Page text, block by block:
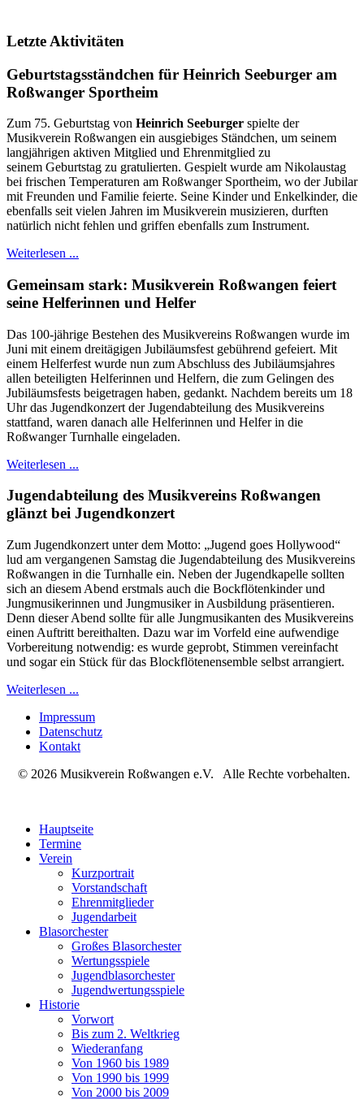
Letzte Aktivitäten
Geburtstagsständchen für Heinrich Seeburger am
Roßwanger Sportheim
Zum 75. Geburtstag von Heinrich Seeburger spielte der
Musikverein Roßwangen ein ausgiebiges Ständchen, um seinem
langjährigen aktiven Mitglied und Ehrenmitglied zu
seinem Geburtstag zu gratulierten. Gespielt wurde am Nikolaustag
bei frischen Temperaturen am Roßwanger Sportheim, wo der Jubilar
mit Freunden und Familie feierte. Seine Kinder und Enkelkinder, die
ebenfalls seit vielen Jahren im Musikverein musizieren, durften
natürlich nicht fehlen und griffen ebenfalls zum Instrument.
Weiterlesen ...
Gemeinsam stark: Musikverein Roßwangen feiert
seine Helferinnen und Helfer
Das 100-jährige Bestehen des Musikvereins Roßwangen wurde im
Juni mit einem dreitägigen Jubiläumsfest gebührend gefeiert. Mit
einem Helferfest wurde nun zum Abschluss des Jubiläumsjahres
allen beteiligten Helferinnen und Helfern, die zum Gelingen des
Jubiläumsfests beigetragen haben, gedankt. Nachdem bereits um 18
Uhr das Jugendkonzert der Jugendabteilung des Musikvereins
stattfand, waren danach alle Helferinnen und Helfer in die
Roßwanger Turnhalle eingeladen.
Weiterlesen ...
Jugendabteilung des Musikvereins Roßwangen
glänzt bei Jugendkonzert
Zum Jugendkonzert unter dem Motto: „Jugend goes Hollywood“
lud am vergangenen Samstag die Jugendabteilung des Musikvereins
Roßwangen in die Turnhalle ein. Neben der Jugendkapelle sollten
sich an diesem Abend erstmals auch die Bockflötenkinder und
Jungmusikerinnen und Jungmusiker in Ausbildung präsentieren.
Denn dieser Abend sollte für alle Jungmusikanten des Musikvereins
einen Auftritt bereithalten. Dazu war im Vorfeld eine aufwendige
Vorbereitung notwendig: es wurde geprobt, Stimmen vereinfacht
und sogar ein Stück für das Blockflötenensemble selbst arrangiert.
Weiterlesen ...
Impressum
Datenschutz
Kontakt
© 2026 Musikverein Roßwangen e.V. Alle Rechte vorbehalten.
Hauptseite
Termine
Verein
Kurzportrait
Vorstandschaft
Ehrenmitglieder
Jugendarbeit
Blasorchester
Großes Blasorchester
Wertungsspiele
Jugendblasorchester
Jugendwertungsspiele
Historie
Vorwort
Bis zum 2. Weltkrieg
Wiederanfang
Von 1960 bis 1989
Von 1990 bis 1999
Von 2000 bis 2009